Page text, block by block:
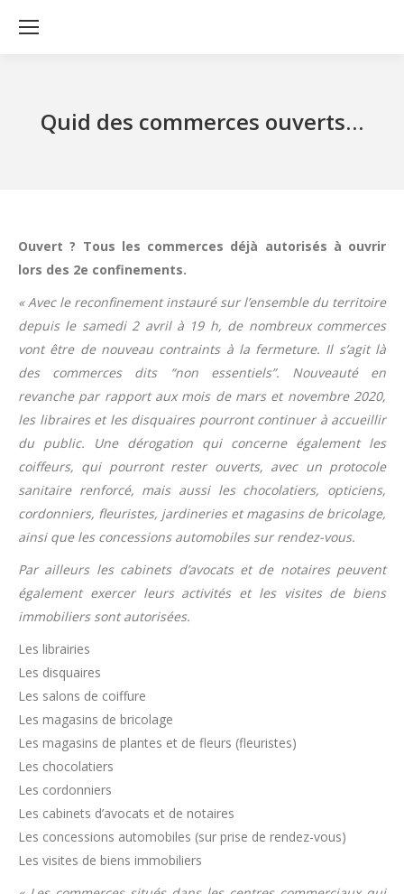
Quid des commerces ouverts…
Ouvert ? Tous les commerces déjà autorisés à ouvrir
lors des 2e confinements.
« Avec le reconfinement instauré sur l’ensemble du territoire
depuis le samedi 2 avril à 19 h, de nombreux commerces
vont être de nouveau contraints à la fermeture. Il s’agit là
des commerces dits “non essentiels”. Nouveauté en
revanche par rapport aux mois de mars et novembre 2020,
les libraires et les disquaires pourront continuer à accueillir
du public. Une dérogation qui concerne également les
coiffeurs, qui pourront rester ouverts, avec un protocole
sanitaire renforcé, mais aussi les chocolatiers, opticiens,
cordonniers, fleuristes, jardineries et magasins de bricolage,
ainsi que les concessions automobiles sur rendez-vous.
Par ailleurs les cabinets d’avocats et de notaires peuvent
également exercer leurs activités et les visites de biens
immobiliers sont autorisées.
Les librairies
Les disquaires
Les salons de coiffure
Les magasins de bricolage
Les magasins de plantes et de fleurs (fleuristes)
Les chocolatiers
Les cordonniers
Les cabinets d’avocats et de notaires
Les concessions automobiles (sur prise de rendez-vous)
Les visites de biens immobiliers